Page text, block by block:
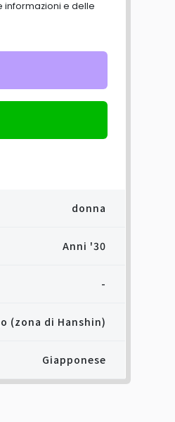
donna
Anni '30
-
(zona di Hanshin)
Giapponese